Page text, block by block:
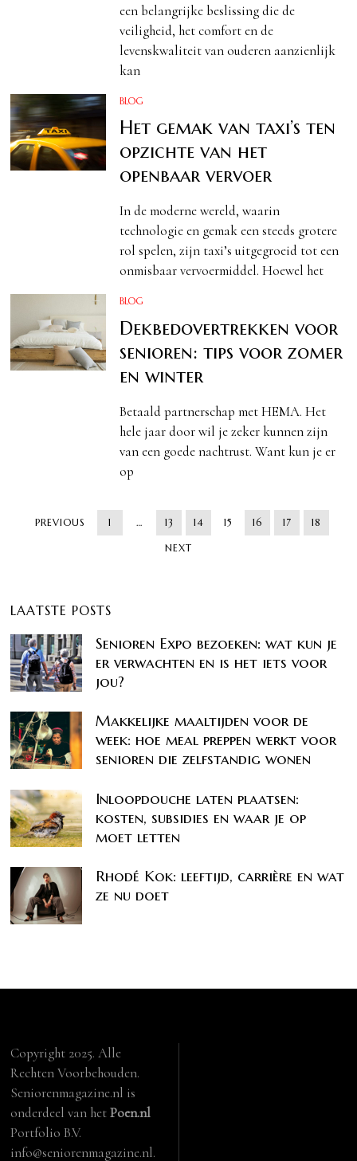
een belangrijke beslissing die de
veiligheid, het comfort en de
levenskwaliteit van ouderen aanzienlijk
kan
BLOG
Het gemak van taxi’s ten
opzichte van het
openbaar vervoer
In de moderne wereld, waarin
technologie en gemak een steeds grotere
rol spelen, zijn taxi’s uitgegroeid tot een
onmisbaar vervoermiddel. Hoewel het
BLOG
Dekbedovertrekken voor
senioren: tips voor zomer
en winter
Betaald partnerschap met HEMA. Het
hele jaar door wil je zeker kunnen zijn
van een goede nachtrust. Want kun je er
op
PREVIOUS 1 … 13 14 15 16 17 18
NEXT
LAATSTE POSTS
Senioren Expo bezoeken: wat kun je
er verwachten en is het iets voor
jou?
Makkelijke maaltijden voor de
week: hoe meal preppen werkt voor
senioren die zelfstandig wonen
Inloopdouche laten plaatsen:
kosten, subsidies en waar je op
moet letten
Rhodé Kok: leeftijd, carrière en wat
ze nu doet
Copyright 2025. Alle
Rechten Voorbehouden.
Seniorenmagazine.nl is
onderdeel van hetPoen.nl
Portfolio B.V.
info@seniorenmagazine.nl.